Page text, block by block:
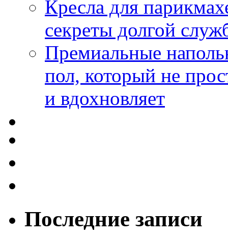
Кресла для
секреты долгой
Премиальные
пол, который не
и вдохновляет
Последние записи